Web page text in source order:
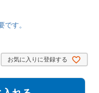
す。
お気に入りに登録する